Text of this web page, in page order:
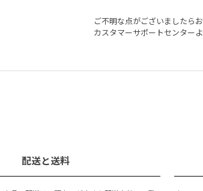
ご不明な点がございましたら
カスタマーサポートセンター
配送と送料